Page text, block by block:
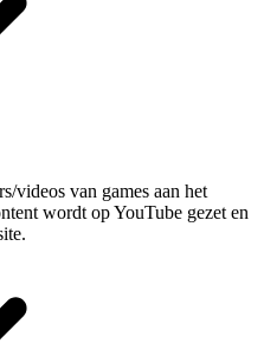
videos van games aan het
wordt op YouTube gezet en